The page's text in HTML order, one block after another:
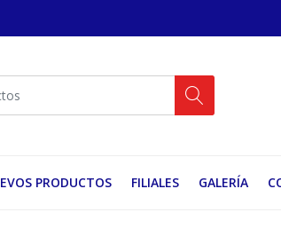
PRODUCTOS FILIALES GALERÍA